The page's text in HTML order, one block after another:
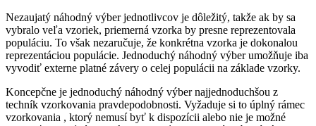
Nezaujatý náhodný výber jednotlivcov je dôležitý, takže ak by sa
vybralo veľa vzoriek, priemerná vzorka by presne reprezentovala
populáciu. To však nezaručuje, že konkrétna vzorka je dokonalou
reprezentáciou populácie. Jednoduchý náhodný výber umožňuje iba
vyvodiť externe platné závery o celej populácii na základe vzorky.
Koncepčne je jednoduchý náhodný výber najjednoduchšou z
techník vzorkovania pravdepodobnosti. Vyžaduje si to úplný rámec
vzorkovania , ktorý nemusí byť k dispozícii alebo nie je možné